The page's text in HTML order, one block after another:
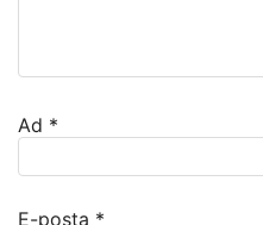
Ad *
E-posta *